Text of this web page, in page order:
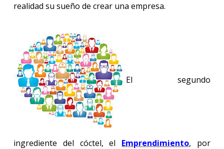
realidad su sueño de crear una empresa.
El segundo
ingrediente del cóctel, el Emprendimiento, por